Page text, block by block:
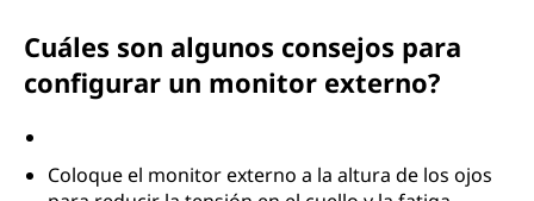
Cuáles son algunos consejos para
configurar un monitor externo?
Coloque el monitor externo a la altura de los ojos